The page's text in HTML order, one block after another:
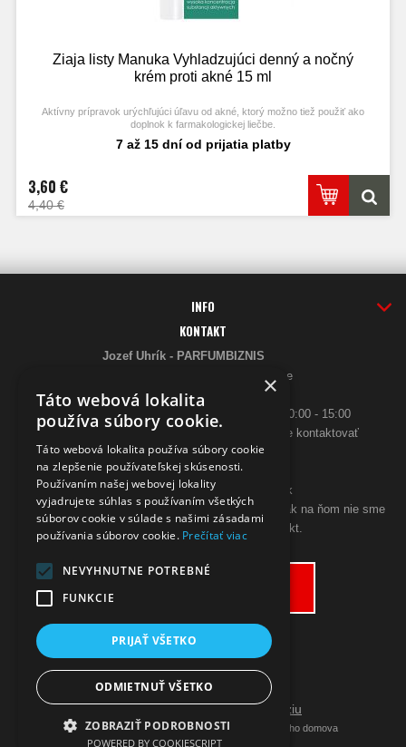
Ziaja listy Manuka Vyhladzujúci denný a nočný
krém proti akné 15 ml
Aktívny prípravok urýchľujúci úľavu od akné, ktorý možno tiež použiť ako
doplnok k farmakologickej liečbe.
7 až 15 dní od prijatia platby
3,60 €
4,40 €
INFO
KONTAKT
Jozef Uhrík - PARFUMBIZNIS
Saratovská 2926/21 93405 Levice
Telefón:
0948 005 546
- PO-PIA: 10:00 - 18:00, SO 10:00 - 15:00
ak sa aj hneď nedovoláte, budeme Vás spätne kontaktovať
Email:
poslimasem@gmail.com
objednavky@zpohodliadomova.sk
Kontaktovať nás môžete aj cez zákaznícky chat, ak na ňom nie sme
prítomný, zanechajte na seba kontakt.
Prepnúť zobrazenie na plnú verziu
Copyright 2019 - 2026 © Nakupujte z pohodlia vášho domova
×
Táto webová lokalita
používa súbory cookie.
Táto webová lokalita používa súbory cookie
na zlepšenie používateľskej skúsenosti.
Používaním našej webovej lokality
vyjadrujete súhlas s používaním všetkých
súborov cookie v súlade s našimi zásadami
používania súborov cookie. Prečítať viac
NEVYHNUTNE POTREBNÉ
FUNKCIE
PRIJAŤ VŠETKO
ODMIETNUŤ VŠETKO
ZOBRAZIŤ PODROBNOSTI
POWERED BY COOKIESCRIPT